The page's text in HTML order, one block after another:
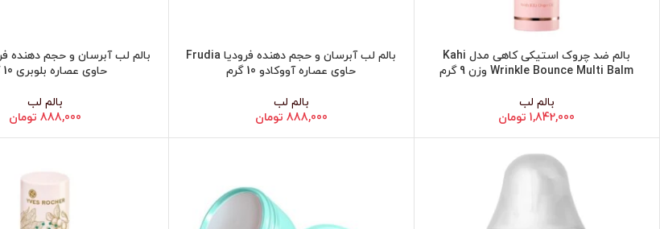
افزودن به سبد خرید
بالم ضد چروک استیکی کاهی مدل Kahi
Wrinkle Bounce Multi Balm وزن 9 گرم
بالم لب
1,842,000 تومان
افزودن به سبد خرید
بالم لب آبرسان و حجم دهنده فرودیا Frudia
حاوی عصاره آووکادو 10 گرم
بالم لب
888,000 تومان
افزودن به سبد خرید
حاوی عصاره بلوبری 10 گرم
بالم لب
888,000 تومان